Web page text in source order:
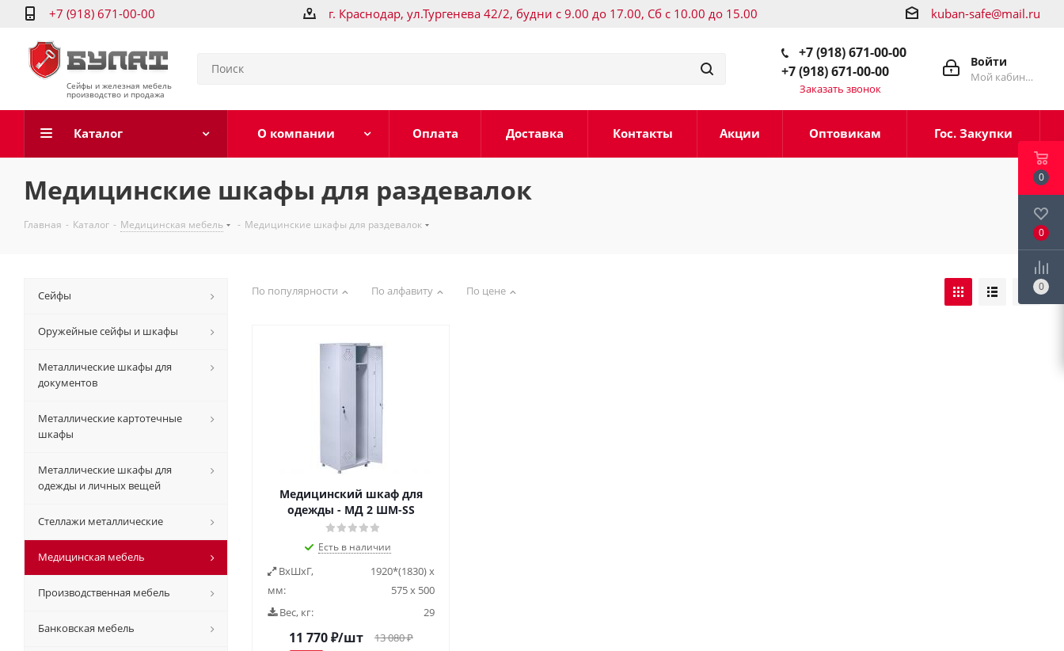
+7 (918) 671-00-00 г. Краснодар, ул.Тургенева 42/2, будни с 9.00 до 17.00, Сб с 10.00 до 15.00 kuban-safe@mail.ru
Сейфы и железная мебель
производство и продажа
Войти
Мой кабинет
+7 (918) 671-00-00
+7 (918) 671-00-00
Заказать звонок
Каталог О компании Оплата Доставка Контакты Акции Оптовикам Гос. Закупки
Медицинские шкафы для раздевалок
Главная - Каталог - Медицинская мебель - Медицинские шкафы для раздевалок
По популярности По алфавиту По цене
Медицинский шкаф для
одежды - МД 2 ШМ-SS
Есть в наличии
ВxШxГ,
мм:
1920*(1830) х
575 х 500
Вес, кг:
29
11 770₽/шт 13 080₽
Сейфы
Оружейные сейфы и шкафы
Металлические шкафы для
документов
Металлические картотечные
шкафы
Металлические шкафы для
одежды и личных вещей
Стеллажи металлические
Медицинская мебель
Производственная мебель
Банковская мебель
0
0
0